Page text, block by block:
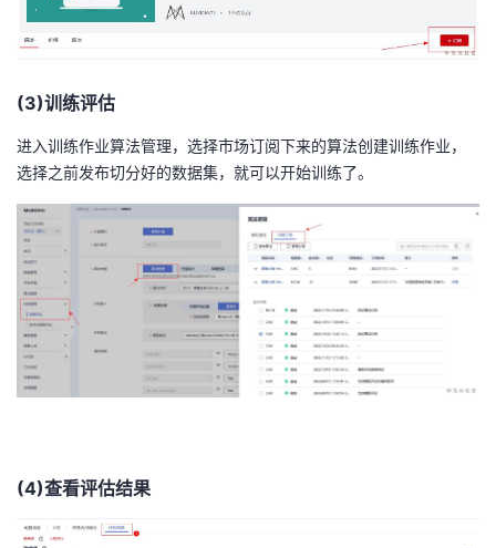
(3)训练评估
进入训练作业算法管理，选择市场订阅下来的算法创建训练作业，
选择之前发布切分好的数据集，就可以开始训练了。
(4)查看评估结果